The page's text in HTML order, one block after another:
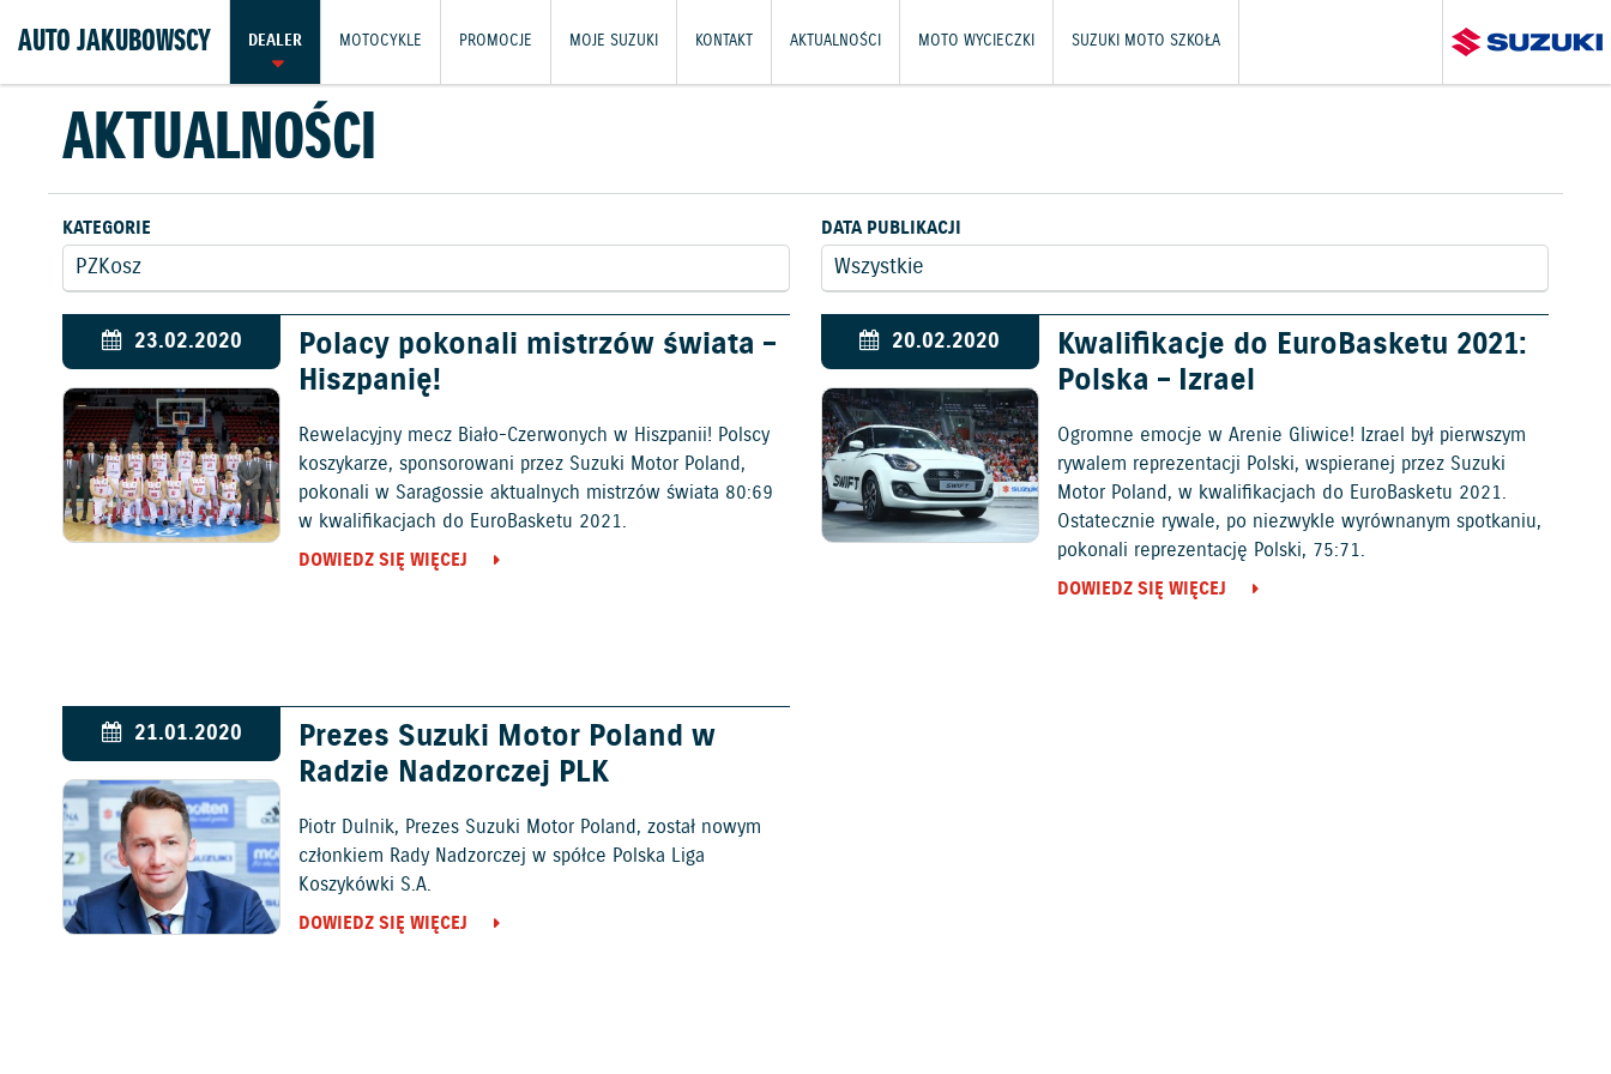
AUTO JAKUBOWSCY DEALER MOTOCYKLE PROMOCJE MOJE SUZUKI KONTAKT AKTUALNOŚCI MOTO WYCIECZKI SUZUKI MOTO SZKOŁA
AKTUALNOŚCI
KATEGORIE DATA PUBLIKACJI
23.02.2020
Polacy pokonali mistrzów świata –
Hiszpanię!
Rewelacyjny mecz Biało-Czerwonych w Hiszpanii! Polscy
koszykarze, sponsorowani przez Suzuki Motor Poland,
pokonali w Saragossie aktualnych mistrzów świata 80:69
w kwalifikacjach do EuroBasketu 2021.
DOWIEDZ SIĘ WIĘCEJ
20.02.2020
Kwalifikacje do EuroBasketu 2021:
Polska – Izrael
Ogromne emocje w Arenie Gliwice! Izrael był pierwszym
rywalem reprezentacji Polski, wspieranej przez Suzuki
Motor Poland, w kwalifikacjach do EuroBasketu 2021.
Ostatecznie rywale, po niezwykle wyrównanym spotkaniu,
pokonali reprezentację Polski, 75:71.
DOWIEDZ SIĘ WIĘCEJ
21.01.2020
Prezes Suzuki Motor Poland w
Radzie Nadzorczej PLK
Piotr Dulnik, Prezes Suzuki Motor Poland, został nowym
członkiem Rady Nadzorczej w spółce Polska Liga
Koszykówki S.A.
DOWIEDZ SIĘ WIĘCEJ